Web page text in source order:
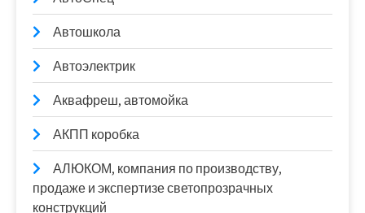
Автошкола
Автоэлектрик
Аквафреш, автомойка
АКПП коробка
АЛЮКОМ, компания по производству,
продаже и экспертизе светопрозрачных
конструкций